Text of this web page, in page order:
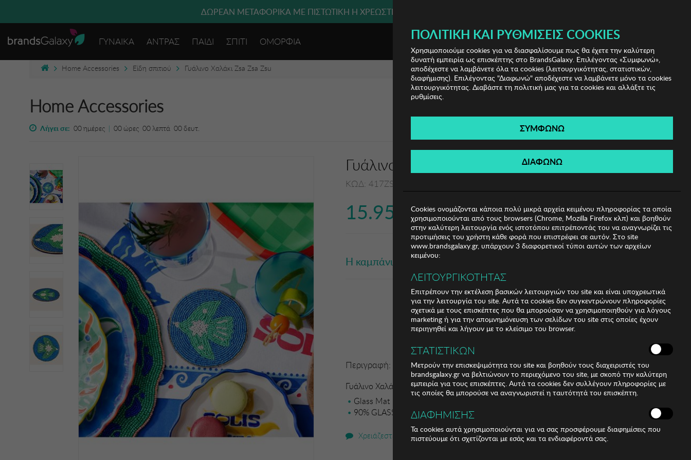
ΔΩΡΕΑΝ ΜΕΤΑΦΟΡΙΚΑ ΜΕ ΑΓΟΡΕΣ ΑΠΌ 49€ ΚΑΙ ΆΝΩ!
ΔΩΡΕΑΝ ΜΕΤΑΦΟΡΙΚΑ ΜΕ ΠΙΣΤΩΤΙΚΗ Ή ΧΡΕΩΣΤΙΚΗ ΚΑΡΤΑ, PAYPAL & IRIS!
ΓΥΝΑΙΚΑ ΑΝΤΡΑΣ ΠΑΙΔΙ ΣΠΙΤΙ ΟΜΟΡΦΙΑ (0)
Home Accessories Είδη σπιτιού Γυάλινο Χαλάκι Zsa Zsa Zsu
Home Accessories
Λήγει σε: 00ημέρες | 00 ώρες 00λεπτά 00 δευτ.
Γυάλινο Χαλάκι Zsa Zsa Zsu
ΚΩΔ: 417ZSU1048
15.95€
Η καμπάνια έχει λήξει
Περιγραφή:
Γυάλινο Χαλάκι Zsa Zsa Zsu
Glass Mat
90% GLASS / 5% POLYESTER / 5% COTTON
Χρειάζεστε βοήθεια;
ΠΟΛΙΤΙΚΉ ΚΑΙ ΡΥΘΜΊΣΕΙΣ COOKIES
Χρησιμοποιούμε cookies για να διασφαλίσουμε πως θα έχετε την καλύτερη
δυνατή εμπειρία ως επισκέπτης στο BrandsGalaxy. Επιλέγοντας «Συμφωνώ»,
αποδέχεστε να λαμβάνετε όλα τα cookies (λειτουργικότητας, στατιστικών,
διαφήμισης). Επιλέγοντας "Διαφωνώ" αποδέχεστε να λαμβάνετε μόνο τα cookies
λειτουργικότητας. Διαβάστε τη πολιτική μας για τα cookies και αλλάξτε τις
ρυθμίσεις.
ΣΥΜΦΩΝΩ
ΔΙΑΦΩΝΩ
Cookies ονομάζονται κάποια πολύ μικρά αρχεία κειμένου πληροφορίας τα οποία
χρησιμοποιούνται από τους browsers (Chrome, Mozilla Firefox κλπ) και βοηθούν
στην καλύτερη λειτουργία ενός ιστοτόπου επιτρέποντάς του να αναγνωρίζει τις
προτιμήσεις του χρήστη κάθε φορά που επιστρέφει σε αυτόν. Στο site
www.brandsgalaxy.gr, υπάρχουν 3 διαφορετικοί τύποι αυτών των αρχείων
κειμένου:
ΛΕΙΤΟΥΡΓΙΚΟΤΗΤΑΣ
Επιτρέπουν την εκτέλεση βασικών λειτουργιών του site και είναι υποχρεωτικά
για την λειτουργία του site. Αυτά τα cookies δεν συγκεντρώνουν πληροφορίες
σχετικά με τους επισκέπτες που θα μπορούσαν να χρησιμοποιηθούν για λόγους
marketing ή για την απομνημόνευση των σελίδων του site στις οποίες έχουν
περιηγηθεί και λήγουν με το κλείσιμο του browser.
ΣΤΑΤΙΣΤΙΚΩΝ
Μετρούν την επισκεψιμότητα του site και βοηθούν τους διαχειριστές του
brandsgalaxy.gr να βελτιώνουν το περιεχόμενο του site, με σκοπό την καλύτερη
εμπειρία για τους επισκέπτες. Αυτά τα cookies δεν συλλέγουν πληροφορίες με
τις οποίες θα μπορούσε να αναγνωριστεί η ταυτότητά του επισκέπτη.
ΔΙΑΦΗΜΙΣΗΣ
Τα cookies αυτά χρησιμοποιούνται για να σας προσφέρουμε διαφημίσεις που
πιστεύουμε ότι σχετίζονται με εσάς και τα ενδιαφέροντά σας.